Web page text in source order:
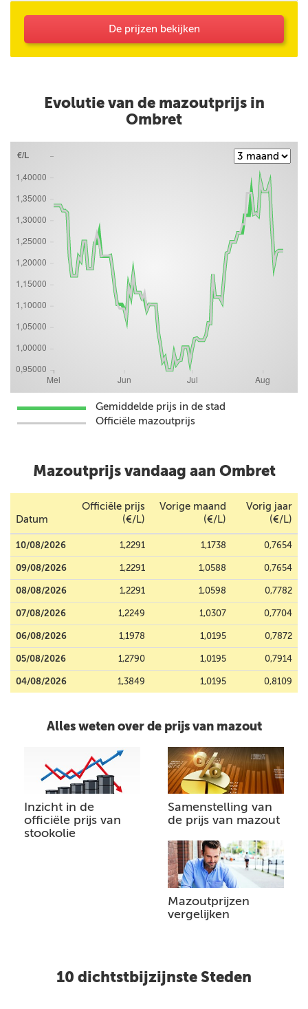
prix au litre pour une quantité de 2000 l.
Question : le livreur peut-il remplir la citerne en
De prijzen bekijken
Evolutie van de mazoutprijs in
Ombret
Gemiddelde prijs in de stad
Officiële mazoutprijs
Mazoutprijs vandaag aan Ombret
Datum
Officiële prijs
(€/L)
Vorige maand
(€/L)
Vorig jaar
(€/L)
10/08/2026 1,2291 1,1738 0,7654
09/08/2026 1,2291 1,0588 0,7654
08/08/2026 1,2291 1,0598 0,7782
07/08/2026 1,2249 1,0307 0,7704
06/08/2026 1,1978 1,0195 0,7872
05/08/2026 1,2790 1,0195 0,7914
04/08/2026 1,3849 1,0195 0,8109
Alles weten over de prijs van mazout
Inzicht in de
officiële prijs van
stookolie
Samenstelling van
de prijs van mazout
Mazoutprijzen
vergelijken
10 dichtstbijzijnste Steden